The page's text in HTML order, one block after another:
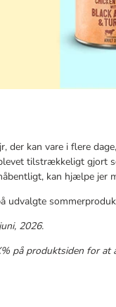
der kan vare i flere
tilstrækkeligt
kan hjælpe jer
udvalgte
2026.
på produktsiden for at